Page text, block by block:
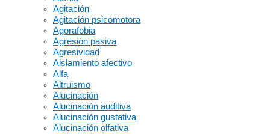
Agitación
Agitación psicomotora
Agorafobia
Agresión pasiva
Agresividad
Aislamiento afectivo
Alfa
Altruismo
Alucinación
Alucinación auditiva
Alucinación gustativa
Alucinación olfativa